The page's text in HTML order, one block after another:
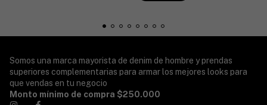
Somos una marca mayorista de denim de hombre y prendas
superiores complementarias para armar los mejores looks para
que vendas en tu negocio
Monto mínimo de compra $250.000